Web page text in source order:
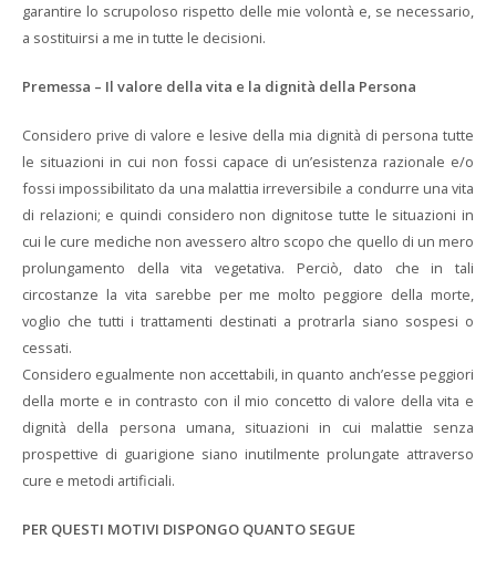
garantire lo scrupoloso rispetto delle mie volontà e, se necessario,
a sostituirsi a me in tutte le decisioni.
Premessa – Il valore della vita e la dignità della Persona
Considero prive di valore e lesive della mia dignità di persona tutte
le situazioni in cui non fossi capace di un’esistenza razionale e/o
fossi impossibilitato da una malattia irreversibile a condurre una vita
di relazioni; e quindi considero non dignitose tutte le situazioni in
cui le cure mediche non avessero altro scopo che quello di un mero
prolungamento della vita vegetativa. Perciò, dato che in tali
circostanze la vita sarebbe per me molto peggiore della morte,
voglio che tutti i trattamenti destinati a protrarla siano sospesi o
cessati.
Considero egualmente non accettabili, in quanto anch’esse peggiori
della morte e in contrasto con il mio concetto di valore della vita e
dignità della persona umana, situazioni in cui malattie senza
prospettive di guarigione siano inutilmente prolungate attraverso
cure e metodi artificiali.
PER QUESTI MOTIVI DISPONGO QUANTO SEGUE